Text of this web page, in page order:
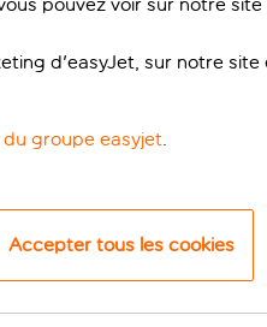
d'easyJet, sur notre site
du groupe easyjet.
Accepter tous les cookies